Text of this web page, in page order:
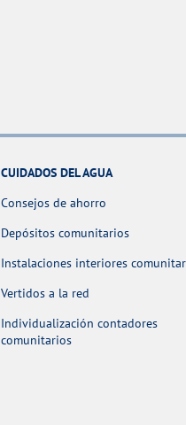
CUIDADOS DEL AGUA
Consejos de ahorro
Depósitos comunitarios
Instalaciones interiores
Vertidos a la red
Individualización contadores
comunitarios